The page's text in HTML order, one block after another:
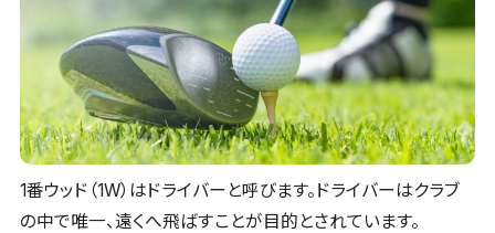
1番ウッド（1W）はドライバーと呼びます。ドライバーはクラブ
の中で唯一、遠くへ飛ばすことが目的とされています。